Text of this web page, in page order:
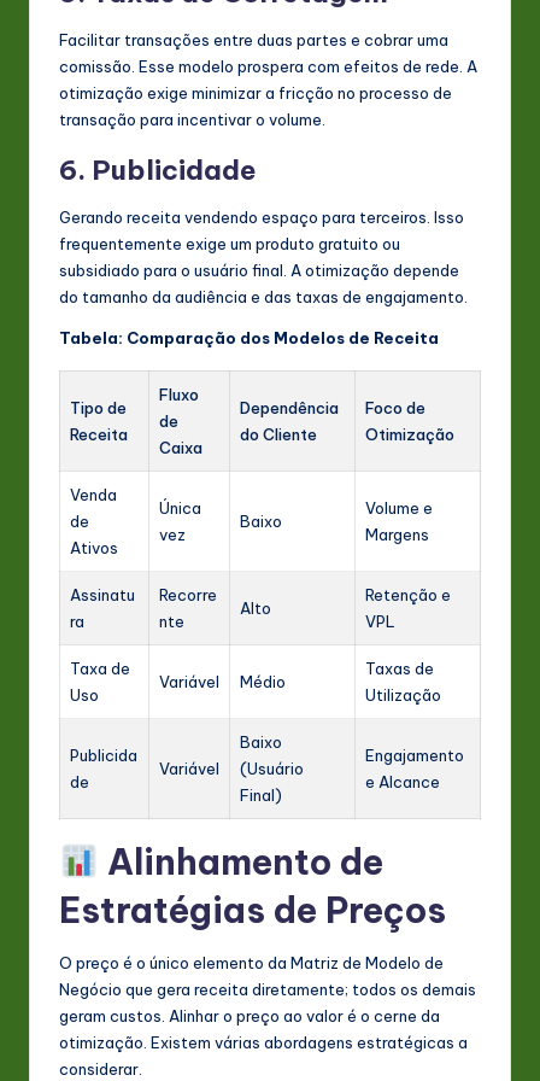
Facilitar transações entre duas partes e cobrar uma
comissão. Esse modelo prospera com efeitos de rede. A
otimização exige minimizar a fricção no processo de
transação para incentivar o volume.
6. Publicidade
Gerando receita vendendo espaço para terceiros. Isso
frequentemente exige um produto gratuito ou
subsidiado para o usuário final. A otimização depende
do tamanho da audiência e das taxas de engajamento.
Tabela: Comparação dos Modelos de Receita
Tipo de
Receita
Fluxo
de
Caixa
Dependência
do Cliente
Foco de
Otimização
Venda
de
Ativos
Única
vez
Baixo
Volume e
Margens
Assinatu
ra
Recorre
nte
Alto
Retenção e
VPL
Taxa de
Uso
Variável Médio
Taxas de
Utilização
Publicida
de
Variável
Baixo
(Usuário
Final)
Engajamento
e Alcance
Alinhamento de
Estratégias de Preços
O preço é o único elemento da Matriz de Modelo de
Negócio que gera receita diretamente; todos os demais
geram custos. Alinhar o preço ao valor é o cerne da
otimização. Existem várias abordagens estratégicas a
considerar.